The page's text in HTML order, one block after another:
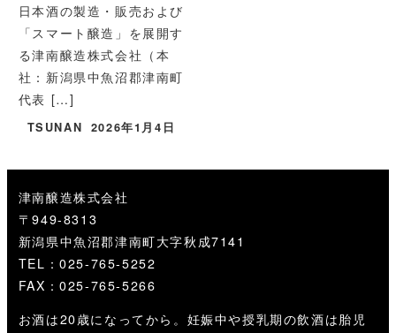
日本酒の製造・販売および
「スマート醸造」を展開す
る津南醸造株式会社（本
社：新潟県中魚沼郡津南町
代表 […]
TSUNAN 2026年1月4日
津南醸造株式会社
〒949-8313
新潟県中魚沼郡津南町大字秋成7141
TEL：025-765-5252
FAX：025-765-5266
お酒は20歳になってから。妊娠中や授乳期の飲酒は胎児